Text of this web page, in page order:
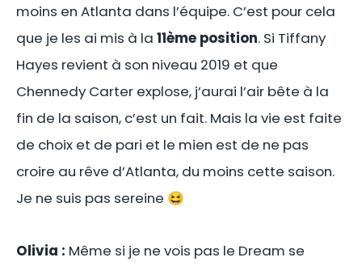
moins en Atlanta dans l’équipe. C’est pour cela
que je les ai mis à la 11ème position. Si Tiffany
Hayes revient à son niveau 2019 et que
Chennedy Carter explose, j’aurai l’air bête à la
fin de la saison, c’est un fait. Mais la vie est faite
de choix et de pari et le mien est de ne pas
croire au rêve d’Atlanta, du moins cette saison.
Je ne suis pas sereine 😆
Olivia : Même si je ne vois pas le Dream se